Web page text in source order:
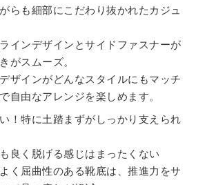
らも細部にこだわり抜かれたカジュ
インデザインとサイドファスナーが
がスムーズ。
ザインがどんなスタイルにもマッチ
自由なアレンジを楽しめます。
！特に土踏まずがしっかり支えられ
良く脱げる感じはまったくない
く屈曲性のある靴底は、推進力をサ